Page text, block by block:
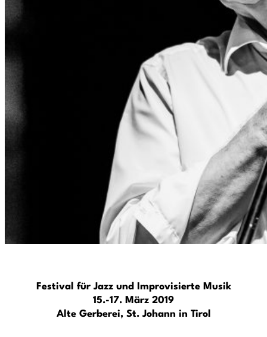
Festival für Jazz und Improvisierte Musik
15.-17. März 2019
Alte Gerberei, St. Johann in Tirol